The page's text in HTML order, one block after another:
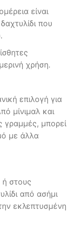
είναι
που
χρήση.
επιλογή για
μίνιμαλ και
γραμμές, μπορεί
με άλλα
στους
από ασήμι
εκλεπτυσμένη